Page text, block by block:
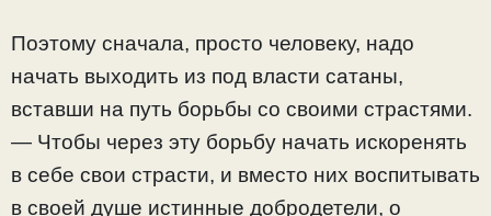
Поэтому сначала, просто человеку, надо
начать выходить из под власти сатаны,
вставши на путь борьбы со своими страстями.
— Чтобы через эту борьбу начать искоренять
в себе свои страсти, и вместо них воспитывать
в своей душе истинные добродетели, о